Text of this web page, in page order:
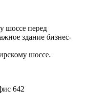
шоссе перед
здание бизнес-
шоссе.
642